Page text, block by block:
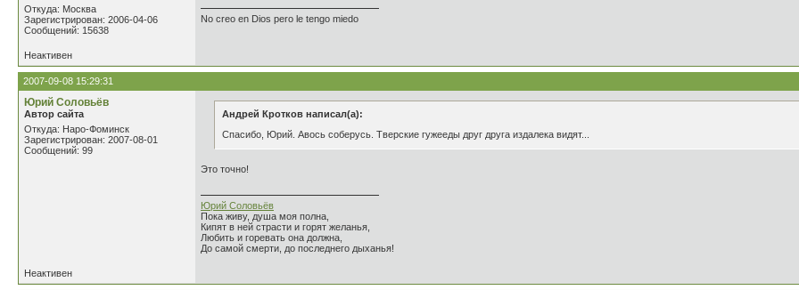
Откуда: Москва
Зарегистрирован: 2006-04-06
Сообщений: 15638
No creo en Dios pero le tengo miedo
Неактивен
2007-09-08 15:29:31
Юрий Соловьёв
Автор сайта
Откуда: Наро-Фоминск
Зарегистрирован: 2007-08-01
Сообщений: 99
Андрей Кротков написал(а):
Спасибо, Юрий. Авось соберусь. Тверские гужееды друг друга издалека видят...
Это точно!
Юрий Соловьёв
Пока живу, душа моя полна,
Кипят в ней страсти и горят желанья,
Любить и горевать она должна,
До самой смерти, до последнего дыханья!
Неактивен